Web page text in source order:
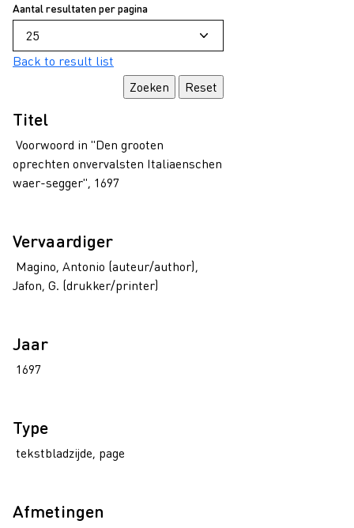
Aantal resultaten per pagina
Back to result list
Titel
Voorwoord in "Den grooten
oprechten onvervalsten Italiaenschen
waer-segger", 1697
Vervaardiger
Magino, Antonio (auteur/author),
Jafon, G. (drukker/printer)
Jaar
1697
Type
tekstbladzijde, page
Afmetingen